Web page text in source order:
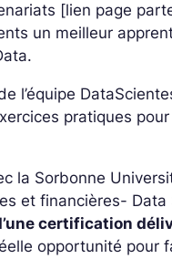
[lien page
un meilleur
l’équipe
pratiques
Sorbonne
et financières-
certification
opportunité pour